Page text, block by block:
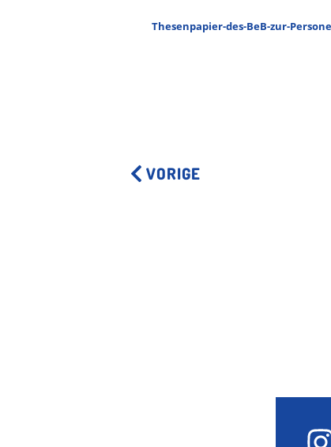
Thesenpapier-des-BeB-zur-
VORIGE